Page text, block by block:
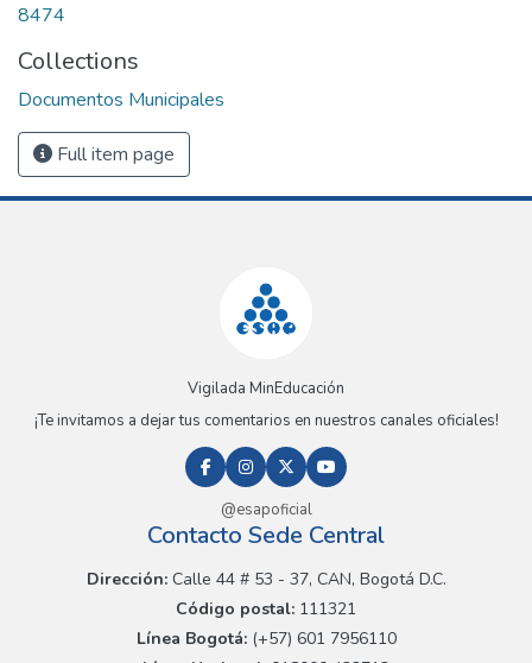
8474
Collections
Documentos Municipales
Full item page
Vigilada MinEducación
¡Te invitamos a dejar tus comentarios en nuestros canales oficiales!
@esapoficial
Contacto Sede Central
Dirección:Calle 44 # 53 - 37, CAN, Bogotá D.C.
Código postal: 111321
Línea Bogotá:(+57) 601 7956110